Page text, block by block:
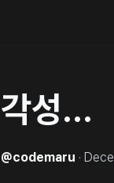
각성...
@codemaru ·